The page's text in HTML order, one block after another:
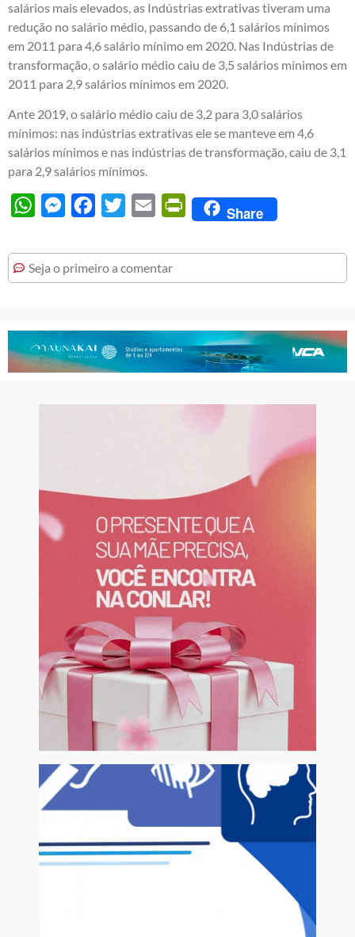
salários mais elevados, as Indústrias extrativas tiveram uma
redução no salário médio, passando de 6,1 salários mínimos
em 2011 para 4,6 salário mínimo em 2020. Nas Indústrias de
transformação, o salário médio caiu de 3,5 salários mínimos em
2011 para 2,9 salários mínimos em 2020.
Ante 2019, o salário médio caiu de 3,2 para 3,0 salários
mínimos: nas indústrias extrativas ele se manteve em 4,6
salários mínimos e nas indústrias de transformação, caiu de 3,1
para 2,9 salários mínimos.
WhatsAppMessengerFacebook
Twitter Email PrintFriendly
Share
Seja o primeiro a comentar